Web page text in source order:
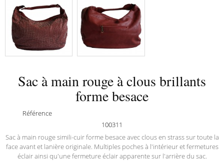
Sac à main rouge à clous brillants
forme besace
Référence
100311
Sac à main rouge simili-cuir forme besace avec clous en strass sur toute la
face avant et lanière originale. Multiples poches à l'intérieur et fermetures
éclair ainsi qu'une fermeture éclair apparente sur l'arrière du sac.